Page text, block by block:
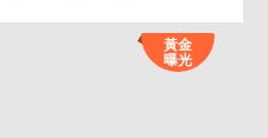
黃金
曝光